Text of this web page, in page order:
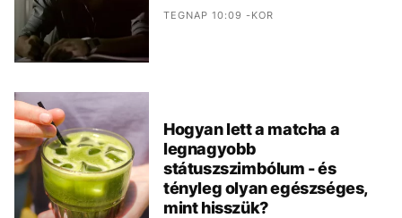
TEGNAP 10:09 -KOR
Hogyan lett a matcha a
legnagyobb
státuszszimbólum - és
tényleg olyan egészséges,
mint hisszük?